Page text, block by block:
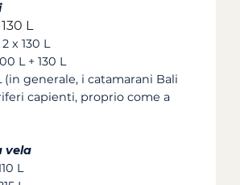
130 L
x 130 L
L + 130 L
(in generale, i catamarani Bali
capienti, proprio come a
vela
L